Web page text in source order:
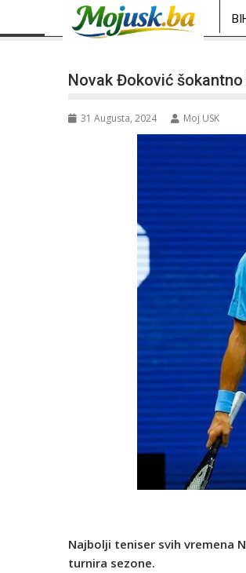
Novak Đoković šokantno
31 Augusta, 2024 Moj USK
Najbolji teniser svih vremena
turnira sezone.